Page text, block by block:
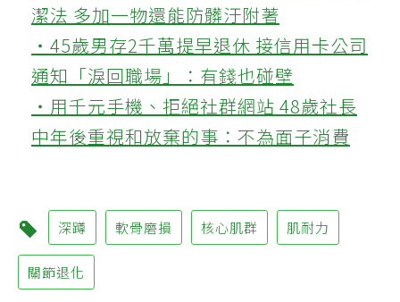
潔法 多加一物還能防髒汙附著
‧45歲男存2千萬提早退休 接信用卡公司
通知「淚回職場」：有錢也碰壁
‧用千元手機、拒絕社群網站 48歲社長
中年後重視和放棄的事：不為面子消費
深蹲 軟骨磨損 核心肌群 肌耐力
關節退化